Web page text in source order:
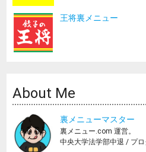
王将裏メニュー
About Me
裏メニューマスター
裏メニュー.com 運営。
中央大学法学部中退 / プ